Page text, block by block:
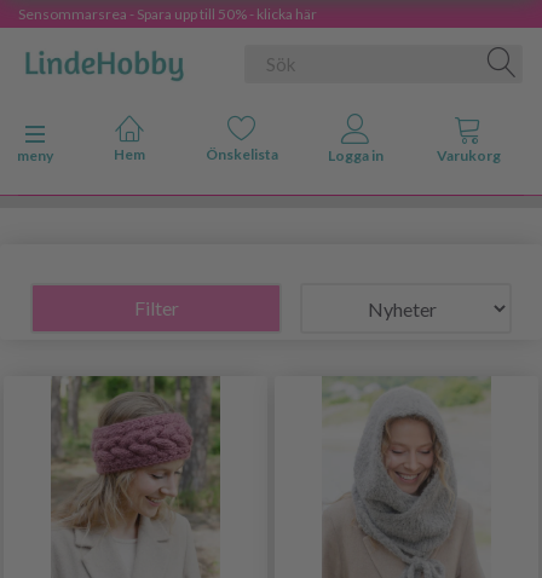
Sensommarsrea - Spara upp till 50% - klicka här
Ändra navigering
meny
Filter